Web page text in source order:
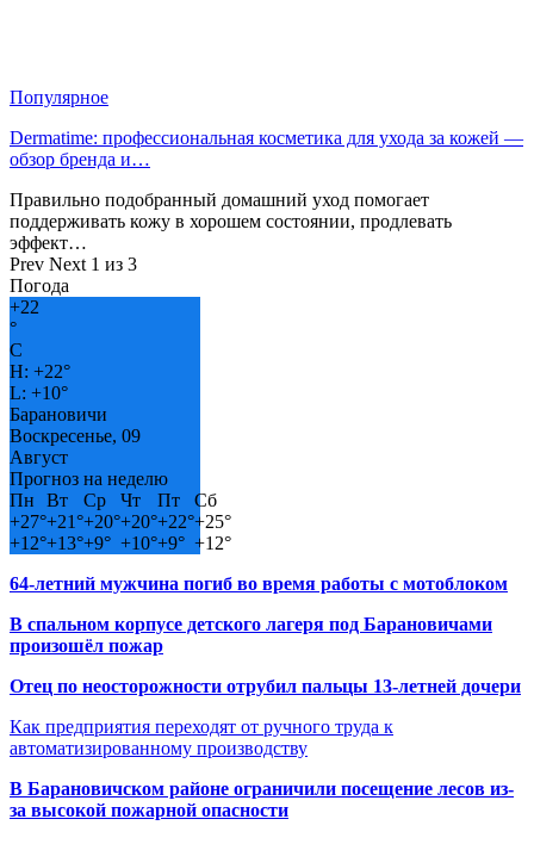
Популярное
Dermatime: профессиональная косметика для ухода за кожей —
обзор бренда и…
Правильно подобранный домашний уход помогает
поддерживать кожу в хорошем состоянии, продлевать
эффект…
Prev Next 1 из 3
Погода
+22
°
C
H: +22°
L: +10°
Барановичи
Воскресенье, 09
Август
Прогноз на неделю
Пн
Вт Ср Чт Пт
Сб
+27°+21°+20°+20°+22°+25°
+12°+13°+9° +10°+9° +12°
64-летний мужчина погиб во время работы с мотоблоком
В спальном корпусе детского лагеря под Барановичами
произошёл пожар
Отец по неосторожности отрубил пальцы 13-летней дочери
Как предприятия переходят от ручного труда к
автоматизированному производству
В Барановичском районе ограничили посещение лесов из-
за высокой пожарной опасности